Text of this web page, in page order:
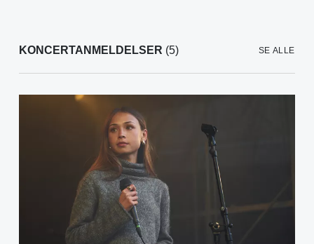
KONCERTANMELDELSER (5) SE ALLE